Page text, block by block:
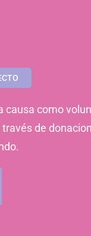
causa como
de